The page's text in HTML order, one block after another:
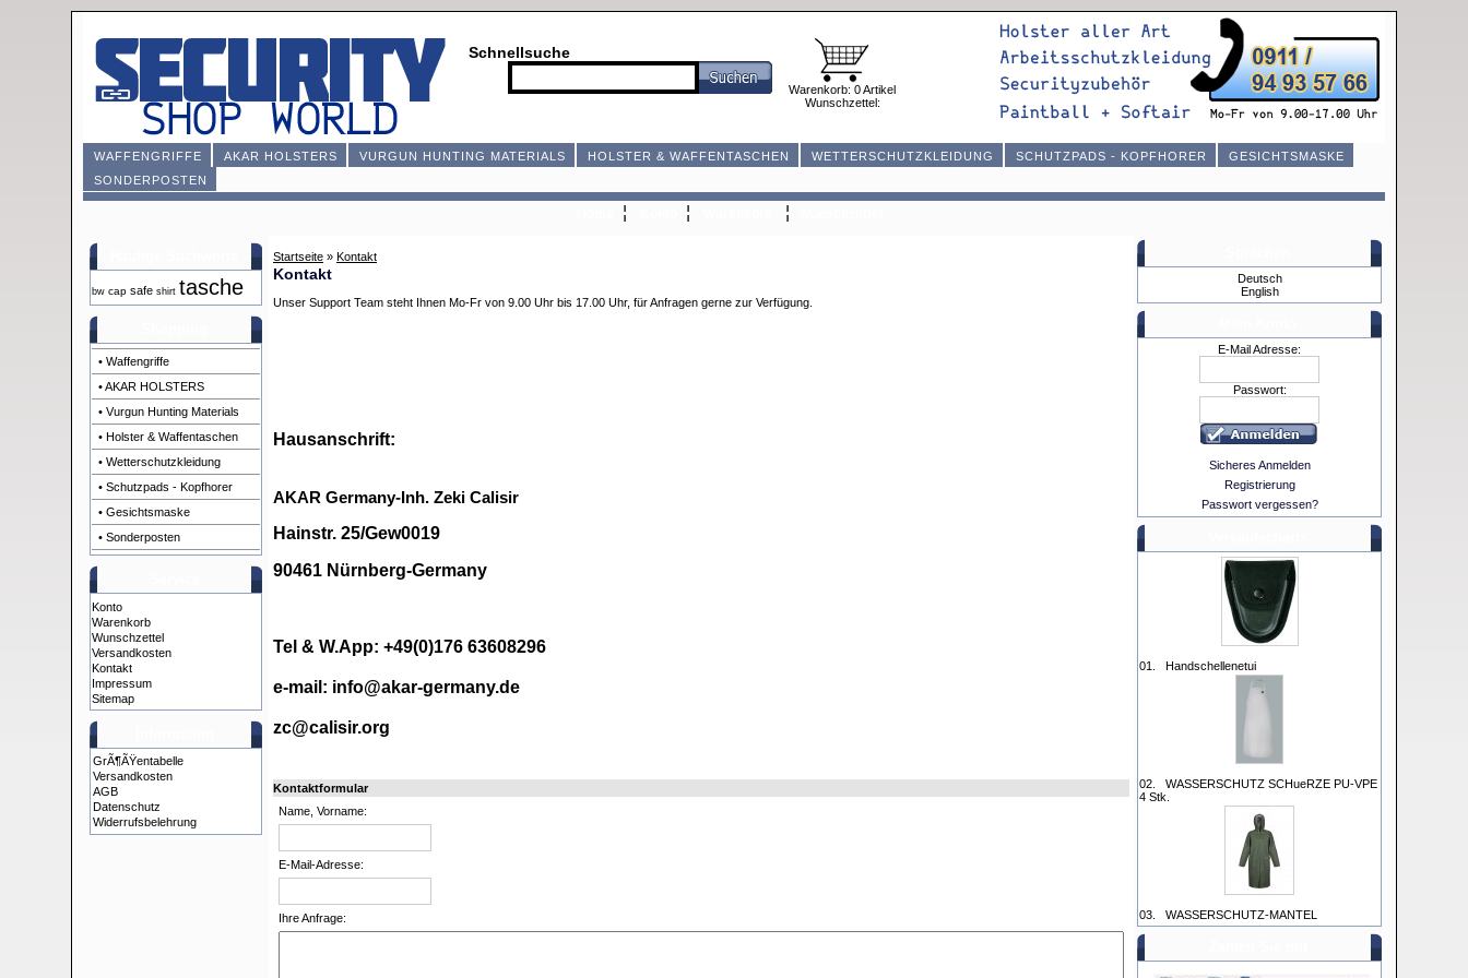
Schnellsuche
Warenkorb: 0 Artikel
Wunschzettel:
WAFFENGRIFFE AKAR HOLSTERS VURGUN HUNTING MATERIALS HOLSTER & WAFFENTASCHEN WETTERSCHUTZKLEIDUNG SCHUTZPADS - KOPFHORER
GESICHTSMASKE
SONDERPOSTEN
¦ ¦ ¦
bw cap safe shirt tasche
• Waffengriffe
• AKAR HOLSTERS
• Vurgun Hunting Materials
• Holster & Waffentaschen
• Wetterschutzkleidung
• Schutzpads - Kopfhorer
• Gesichtsmaske
• Sonderposten
Konto
Warenkorb
Wunschzettel
Versandkosten
Kontakt
Impressum
Sitemap
GrÃ¶ÃŸentabelle
Versandkosten
AGB
Datenschutz
Widerrufsbelehrung
Startseite » Kontakt
Kontakt
Unser Support Team steht Ihnen Mo-Fr von 9.00 Uhr bis 17.00 Uhr, für Anfragen gerne zur Verfügung.
Hausanschrift:
AKAR Germany-Inh. Zeki Calisir
Hainstr. 25/Gew0019
90461 Nürnberg-Germany
Tel & W.App: +49(0)176 63608296
e-mail: info@akar-germany.de
zc@calisir.org
Kontaktformular
Name, Vorname:
E-Mail-Adresse:
Ihre Anfrage:
Deutsch
English
E-Mail Adresse:
Passwort:
Sicheres Anmelden
Registrierung
Passwort vergessen?
01. Handschellenetui
02. WASSERSCHUTZ SCHueRZE PU-VPE
4 Stk.
03. WASSERSCHUTZ-MANTEL